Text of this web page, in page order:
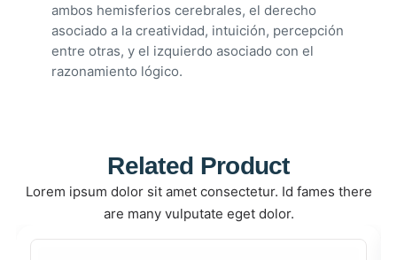
ambos hemisferios cerebrales, el derecho
asociado a la creatividad, intuición, percepción
entre otras, y el izquierdo asociado con el
razonamiento lógico.
Related Product
Lorem ipsum dolor sit amet consectetur. Id fames there
are many vulputate eget dolor.